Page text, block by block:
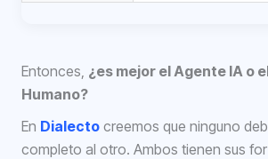
Entonces, ¿es mejor el Agente IA o
Humano?
En Dialecto creemos que ninguno
completo al otro. Ambos tienen sus